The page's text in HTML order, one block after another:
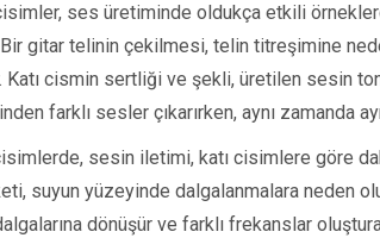
ses üretiminde oldukça etkili
gitar telinin çekilmesi, telin titreşimine
Katı cismin sertliği ve şekli, üretilen sesin
farklı sesler çıkarırken, aynı zamanda
sesin iletimi, katı cisimlere göre
suyun yüzeyinde dalgalanmalara neden
dönüşür ve farklı frekanslar